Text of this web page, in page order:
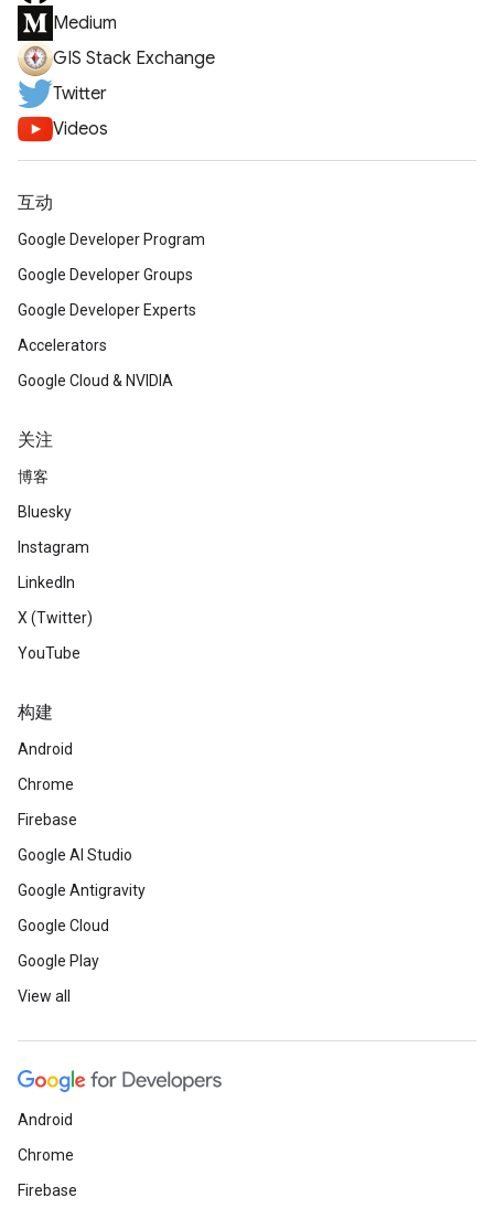
Medium
GIS Stack Exchange
Twitter
Videos
互动
Google Developer Program
Google Developer Groups
Google Developer Experts
Accelerators
Google Cloud & NVIDIA
关注
博客
Bluesky
Instagram
LinkedIn
X (Twitter)
YouTube
构建
Android
Chrome
Firebase
Google AI Studio
Google Antigravity
Google Cloud
Google Play
View all
Android
Chrome
Firebase